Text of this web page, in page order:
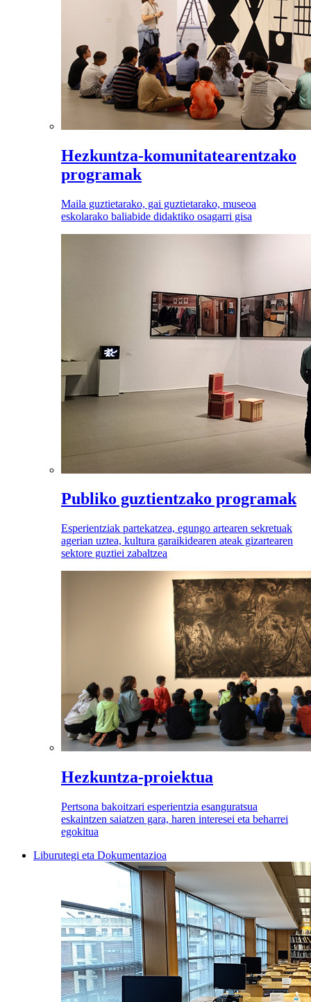
Hezkuntza-komunitatearentzako
programak
Maila guztietarako, gai guztietarako, museoa
eskolarako baliabide didaktiko osagarri gisa
Publiko guztientzako programak
Esperientziak partekatzea, egungo artearen sekretuak
agerian uztea, kultura garaikidearen ateak gizartearen
sektore guztiei zabaltzea
Hezkuntza-proiektua
Pertsona bakoitzari esperientzia esanguratsua
eskaintzen saiatzen gara, haren interesei eta beharrei
egokitua
Liburutegi eta Dokumentazioa